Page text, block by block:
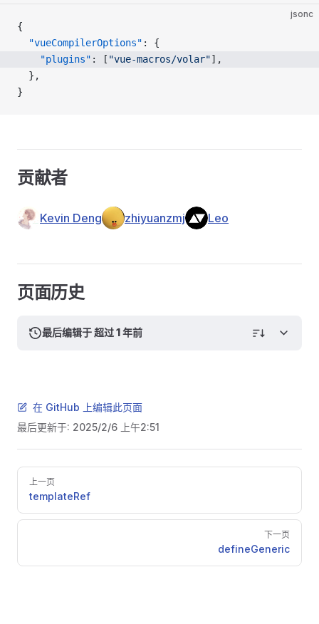
jsonc
{
  "vueCompilerOptions"
: {
    "plugins"
: [ "vue-macros/volar"],
  },
}
贡献者
Kevin Deng zhiyuanzmj Leo
页面历史
最后编辑于 超过 1 年前
在 GitHub 上编辑此页面
最后更新于: 2025/2/6 上午2:51
Pager
上一页
templateRef
下一页
defineGeneric